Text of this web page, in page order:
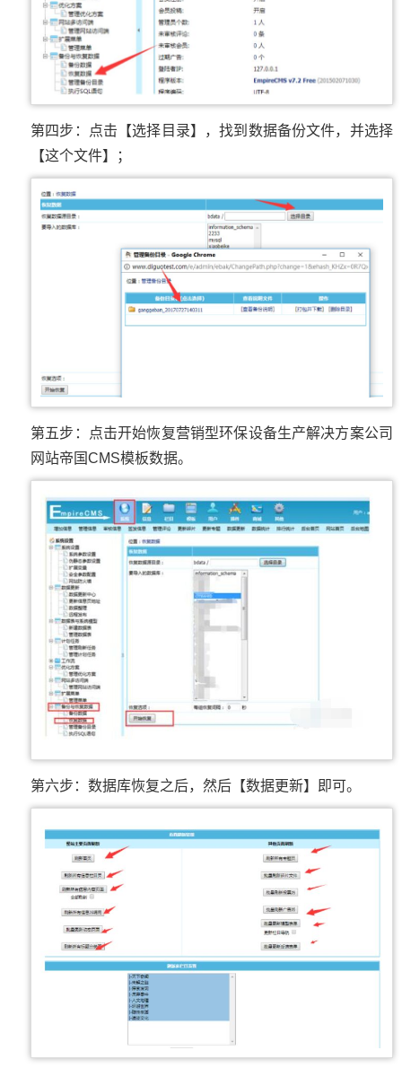
第四步：点击【选择目录】，找到数据备份文件，并选择
【这个文件】；
第五步：点击开始恢复营销型环保设备生产解决方案公司
网站帝国CMS模板数据。
第六步：数据库恢复之后，然后【数据更新】即可。